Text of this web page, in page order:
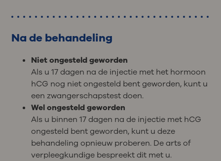
Na de behandeling
Niet ongesteld geworden
Als u 17 dagen na de injectie met het hormoon
hCG nog niet ongesteld bent geworden, kunt u
een zwangerschapstest doen.
Wel ongesteld geworden
Als u binnen 17 dagen na de injectie met hCG
ongesteld bent geworden, kunt u deze
behandeling opnieuw proberen. De arts of
verpleegkundige bespreekt dit met u.